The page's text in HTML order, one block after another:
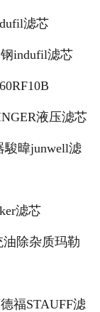
滤芯
indufil滤芯
液压滤芯
駿暐junwell滤
滤芯
油除杂质玛勒
福STAUFF滤